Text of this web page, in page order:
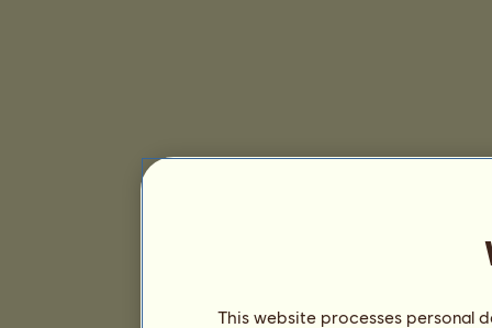
This website processes personal